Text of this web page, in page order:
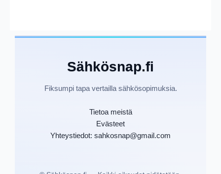
Sähkösnap.fi
Fiksumpi tapa vertailla sähkösopimuksia.
Tietoa meistä
Evästeet
Yhteystiedot: sahkosnap@gmail.com